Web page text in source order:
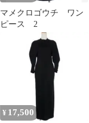
マメクロゴウチ ワン
ピース 2
¥ 17,500